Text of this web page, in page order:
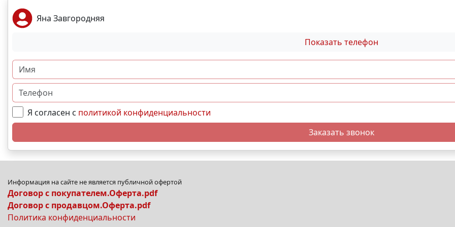
Яна Завгородняя
Показать телефон
Я согласен с политикой конфиденциальности
Заказать звонок
Информация на сайте не является публичной офертой
Договор с покупателем.Оферта.pdf
Договор с продавцом.Оферта.pdf
Политика конфиденциальности